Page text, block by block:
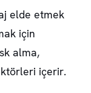
elde etmek
için
alma,
içerir.